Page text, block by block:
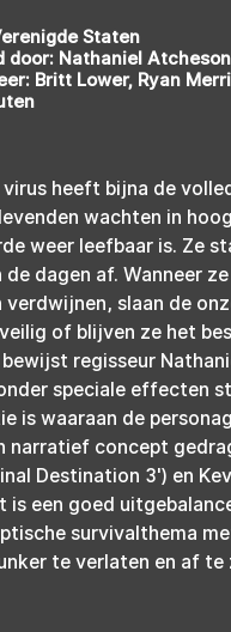
Staten
door: Nathaniel Atcheson
Britt Lower, Ryan
heeft bijna de
wachten in
weer leefbaar is. Ze
de dagen af. Wanneer
verdwijnen, slaan de
of blijven ze het
regisseur
speciale effecten
is waaraan de
narratief concept
Destination 3') en
is een goed
survivalthema
te verlaten en af te